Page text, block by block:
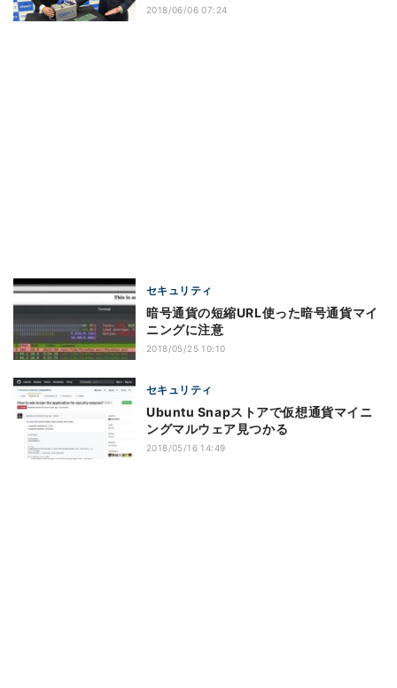
2018/06/06 07:24
セキュリティ
暗号通貨の短縮URL使った暗号通貨マイ
ニングに注意
2018/05/25 10:10
セキュリティ
Ubuntu Snapストアで仮想通貨マイニ
ングマルウェア見つかる
2018/05/16 14:49